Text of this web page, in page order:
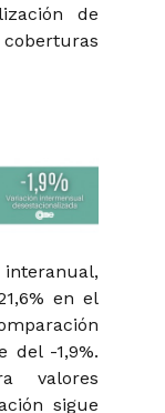
de
interanual,
en el
del -1,9%.
valores
sigue